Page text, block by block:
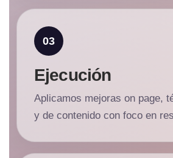
Ejecución
Aplicamos mejoras on page,
y de contenido con foco en